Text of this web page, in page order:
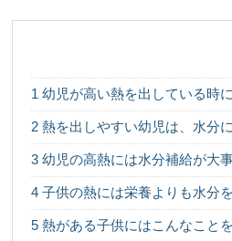
1 幼児が高い熱を出している時
2 熱を出しやすい幼児は、水分
3 幼児の高熱には水分補給が大
4 子供の熱には栄養よりも水分
5 熱がある子供にはこんなこと